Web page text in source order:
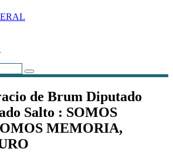
de Brum Diputado
Salto : SOMOS
MEMORIA,